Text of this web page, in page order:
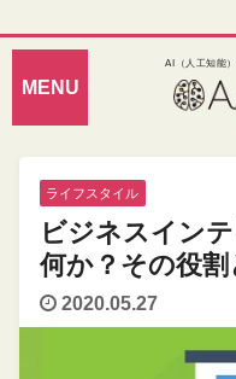
AI（人工知能
ライフスタイル
ビジネスイン
何か？その役
2020.05.27